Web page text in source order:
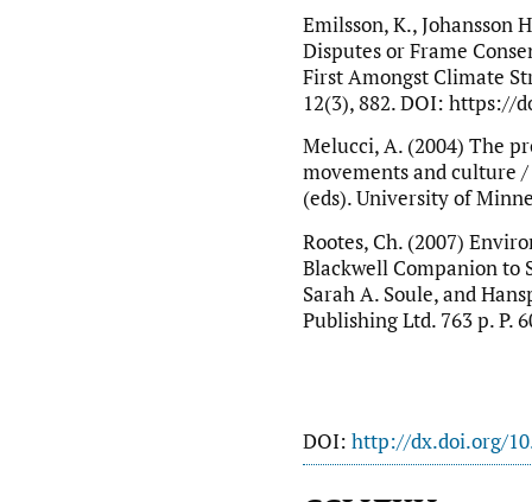
Emilsson, K., Johansson
Disputes or Frame
First Amongst Climate
12(3), 882. DOI: https://
Melucci, A. (2004) The
movements and culture /
(eds). University of
Rootes, Ch. (2007)
Blackwell Companion to
Sarah A. Soule, and
Publishing Ltd. 763 p. P.
DOI: http://dx.doi.org/